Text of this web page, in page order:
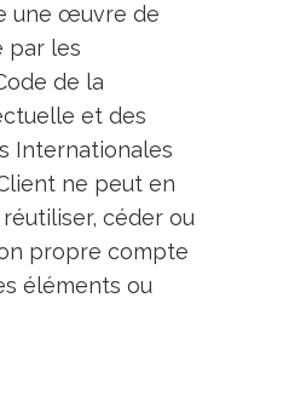
une œuvre de
par les
de la
et des
Internationales
ne peut en
céder ou
propre compte
éléments ou